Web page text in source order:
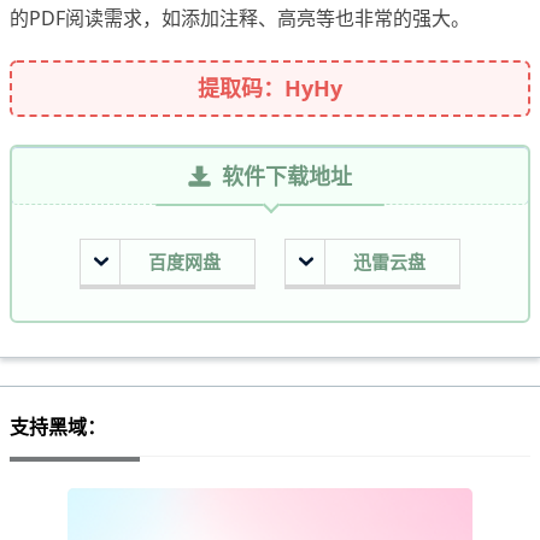
的PDF阅读需求，如添加注释、高亮等也非常的强大。
提取码：HyHy
软件下载地址
百度网盘 迅雷云盘
支持黑域：